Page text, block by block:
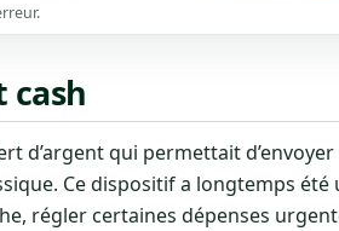
cash
d’argent qui permettait d’envoyer
Ce dispositif a longtemps été
régler certaines dépenses